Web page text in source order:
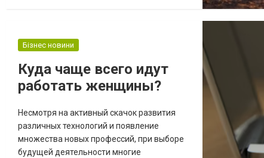
Выбирая кота по внешности можно
которым будет крайне сложно ужиться.
Что предлагает kotomani...
Бізнес новини
Куда чаще всего идут
работать женщины?
Несмотря на активный скачок развития
различных технологий и появление
множества новых профессий, при выборе
будущей деятельности многие